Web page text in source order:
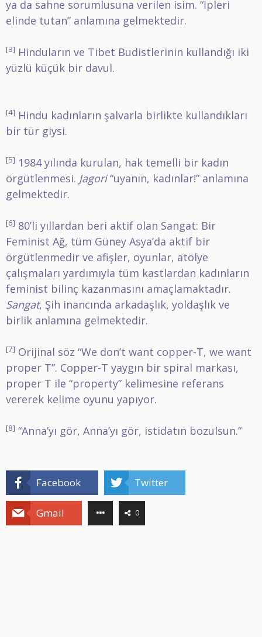
ya da sahne sorumlusuna verilen isim. “İpleri
elinde tutan” anlamına gelmektedir.
[3] Hinduların ve Tibet Budistlerinin kullandığı iki
yüzlü küçük bir davul.
[4] Hindu kadınların şalvarla birlikte kullandıkları
bir tür giysi.
[5] 1984 yılında kurulan, hak temelli bir kadın
örgütlenmesi. Jagori“uyanın, kadınlar!” anlamına
gelmektedir.
[6] 80’li yıllardan beri aktif olan Sangat: Bir
Feminist Ağ, tüm Güney Asya’da aktif bir
örgütlenmedir ve afişler, oyunlar, atölye
çalışmaları yardımıyla tüm kastlardan kadınların
feminist bilinç kazanmasını amaçlamaktadır.
Sangat, Şih inancında arkadaşlık, yoldaşlık ve
birlik anlamına gelmektedir.
[7] Orijinal söz “We don’t want copper-T, we want
proper T”. Copper-T yaygın bir spiral markası,
proper T ile “property” kelimesine referans
vererek kelime oyunu yapıyor.
[8] “Anna’yı gör, Anna’yı gör, istidatın bozulsun.”
Facebook Twitter
Gmail 0